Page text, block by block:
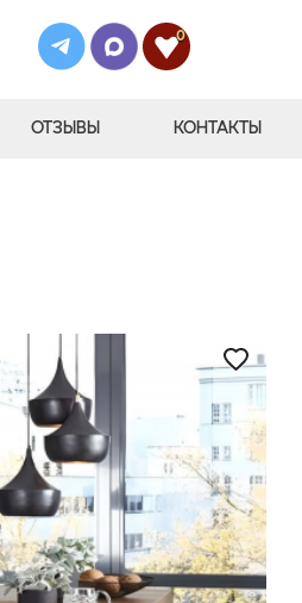
0
ОТЗЫВЫ КОНТАКТЫ